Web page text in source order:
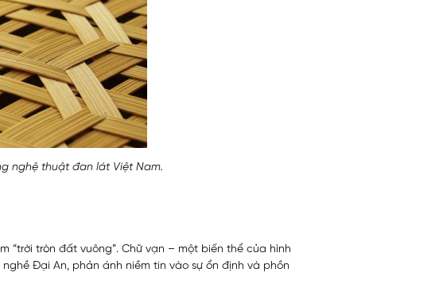
nghệ thuật đan lát Việt Nam.
tròn đất vuông”. Chữ vạn – một biến thể của hình
Đại An, phản ánh niềm tin vào sự ổn định và phồn